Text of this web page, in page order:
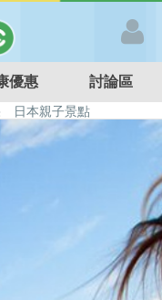
優惠 討論區
日本親子景點
溫泉泡湯SPA